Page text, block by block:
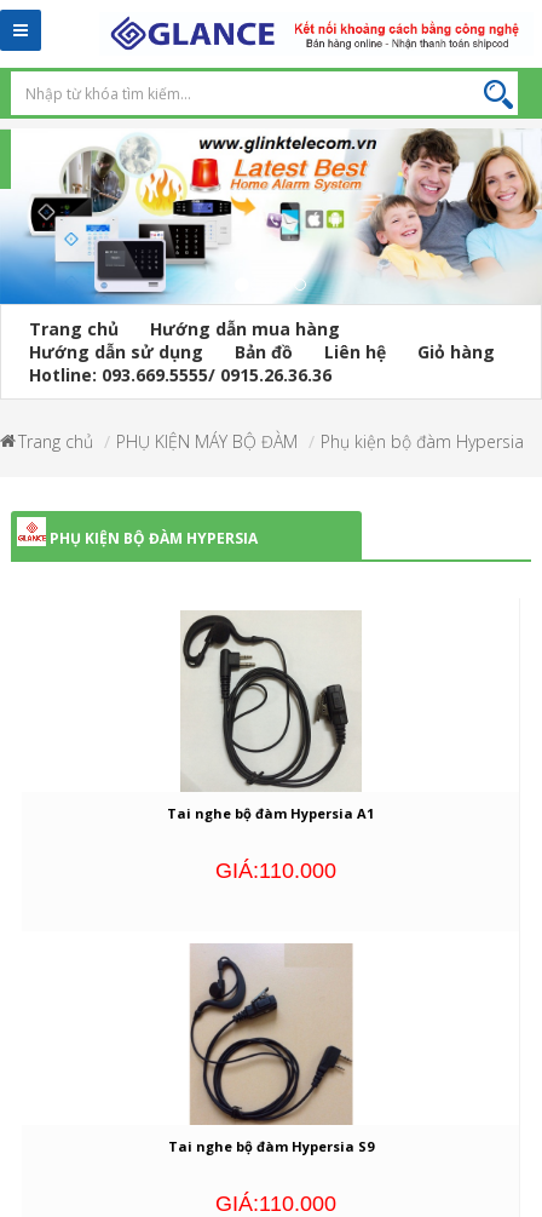
Toggle
navigation
Trang chủ
Hướng dẫn mua hàng
Hướng dẫn sử dụng
Bản đồ Liên hệ
Giỏ hàng
Hotline: 093.669.5555/ 0915.26.36.36
Trang chủ PHỤ KIỆN MÁY BỘ ĐÀM Phụ kiện bộ đàm Hypersia
PHỤ KIỆN BỘ ĐÀM HYPERSIA
Tai nghe bộ đàm Hypersia A1
GIÁ:110.000
Tai nghe bộ đàm Hypersia S9
GIÁ:110.000